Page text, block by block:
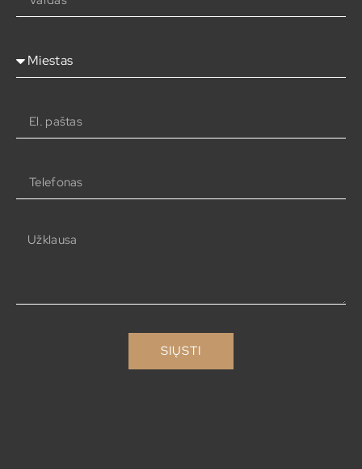
SIŲSTI